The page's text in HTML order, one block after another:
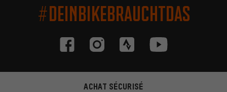
#DEINBIKEBRAUCHTDAS
ACHAT SÉCURISÉ